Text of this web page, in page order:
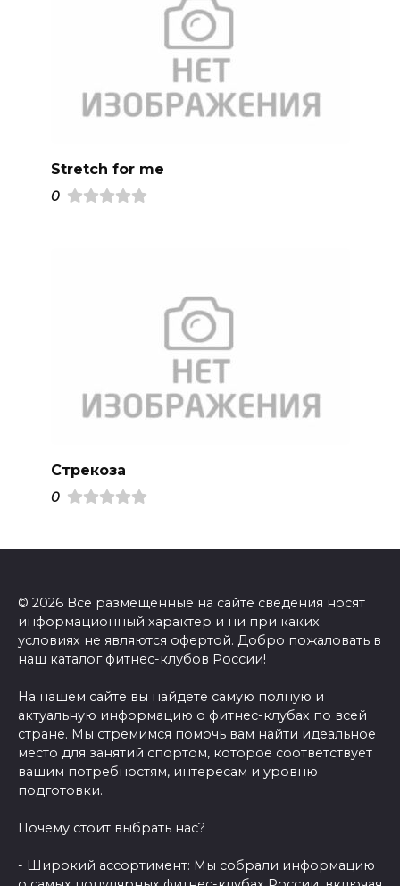
Stretch for me
0
Стрекоза
0
© 2026 Все размещенные на сайте сведения носят
информационный характер и ни при каких
условиях не являются офертой. Добро пожаловать в
наш каталог фитнес-клубов России!
На нашем сайте вы найдете самую полную и
актуальную информацию о фитнес-клубах по всей
стране. Мы стремимся помочь вам найти идеальное
место для занятий спортом, которое соответствует
вашим потребностям, интересам и уровню
подготовки.
Почему стоит выбрать нас?
- Широкий ассортимент: Мы собрали информацию